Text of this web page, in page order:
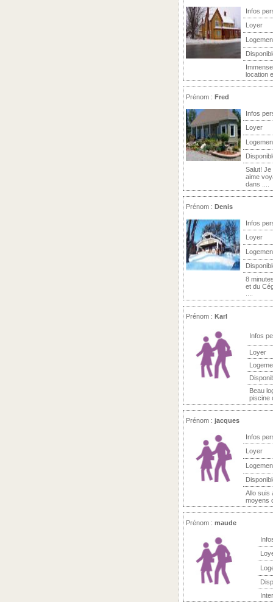
Infos
Loyer
location
Prénom : Fred
Infos
Loyer
Salut!
aime
dans ....
Prénom : Denis
Infos
Loyer
8
et du
Prénom : Karl
Infos
Loyer
Beau
piscine
Prénom : jacques
Infos
Loyer
Allo suis
moyens
Prénom : maude